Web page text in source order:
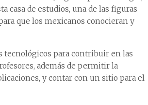
casa de estudios, una de las figuras
que los mexicanos conocieran y
tecnológicos para contribuir en las
además de permitir la
y contar con un sitio para el